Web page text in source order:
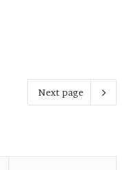
Next page